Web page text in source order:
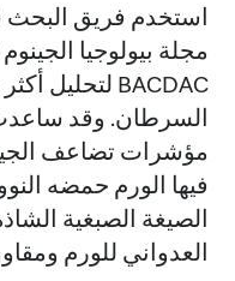
استخدم فريق البحث
السرطان. وقد ساعدت
مؤشرات تضاعف
فيها الورم حمضه
الصيغة الصبغية
العدواني للورم